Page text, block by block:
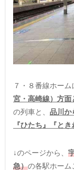
７・８番線ホーム
宮・高崎線）方
の列車と、 品川か
『ひたち』『とき
↓のページから、
急）の各駅ホーム